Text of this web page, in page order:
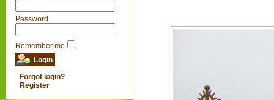
Password
Remember me
Forgot login?
Register